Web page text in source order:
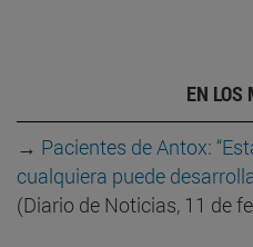
EN LOS
→ Pacientes de Antox:
cualquiera puede
(Diario de Noticias, 11 de